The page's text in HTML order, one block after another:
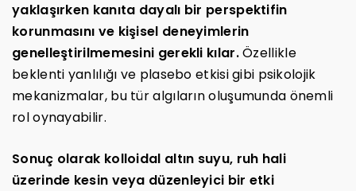
yaklaşırken kanıta dayalı bir perspektifin
korunmasını ve kişisel deneyimlerin
genelleştirilmemesini gerekli kılar.Özellikle
beklenti yanlılığı ve plasebo etkisi gibi psikolojik
mekanizmalar, bu tür algıların oluşumunda önemli
rol oynayabilir.
Sonuç olarak kolloidal altın suyu, ruh hali
üzerinde kesin veya düzenleyici bir etki